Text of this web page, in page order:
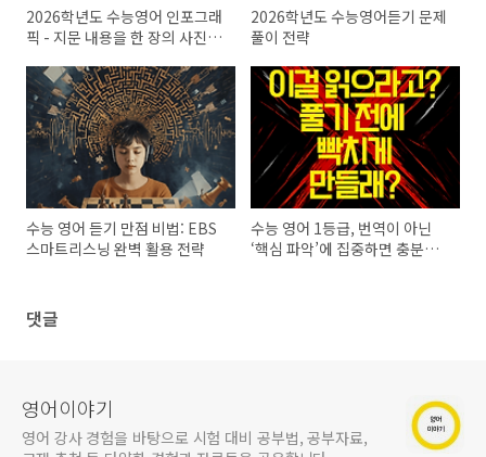
2026학년도 수능영어 인포그래
픽 - 지문 내용을 한 장의 사진으
2026학년도 수능영어듣기 문제
풀이 전략
수능 영어 듣기 만점 비법: EBS
스마트리스닝 완벽 활용 전략
수능 영어 1등급, 번역이 아닌
‘핵심 파악’에 집중하면 충분합
댓글
영어이야기
영어 강사 경험을 바탕으로 시험 대비 공부법, 공부자료,